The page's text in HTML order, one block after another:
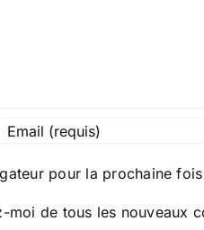
pour la prochaine
moi de tous les nouveaux